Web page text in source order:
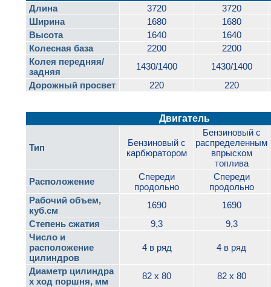
Длина
3720
3720
Ширина
1680
1680
Высота
1640
1640
Колесная база
2200
2200
Колея передняя/
задняя
1430/1400
1430/1400
Дорожный просвет
220 220
Двигатель
Тип
Бензиновый с
карбюратором
Бензиновый с
распределенным
впрыском
топлива
Расположение
Cпереди
продольно
Cпереди
продольно
Рабочий объем,
куб.см
1690
1690
Степень сжатия
9,3
9,3
Число и
расположение
цилиндров
4 в ряд 4 в ряд
Диаметр цилиндра
х ход поршня, мм
82 x 80
82 x 80